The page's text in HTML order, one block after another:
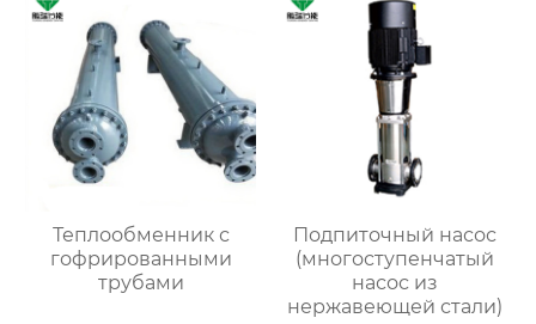
Теплообменник с
гофрированными
трубами
Подпиточный насос
(многоступенчатый
насос из
нержавеющей стали)